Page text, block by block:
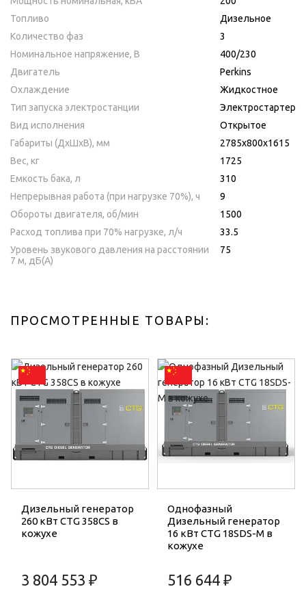
Топливо
Дизельное
Количество фаз
3
Номинальное напряжение, В
400/230
Двигатель
Perkins
Охлаждение
Жидкостное
Тип запуска электростанции
Электростартер
Вид исполнения
Открытое
Габариты (ДхШхВ), мм
2785х800х1615
Вес, кг
1725
Емкость бака, л
310
Непрерывная работа (при нагрузке 70%), ч
9
Обороты двигателя, об/мин
1500
Расход топлива при 70% нагрузке, л/ч
33.5
Уровень звукового давления на расстоянии
7 м, дБ(A)
75
ПРОСМОТРЕННЫЕ ТОВАРЫ:
Дизельный генератор
260 кВт CTG 358CS в
кожухе
3 804 553 ₽
Однофазный
Дизельный генератор
16 кВт CTG 18SDS-M в
кожухе
516 644 ₽